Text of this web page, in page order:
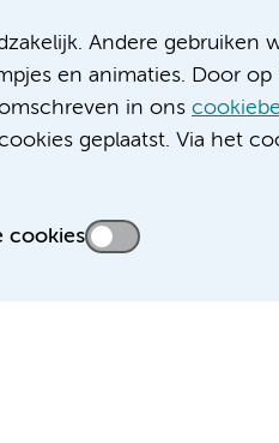
Andere gebruiken
en animaties. Door op
in ons
geplaatst. Via het
cookies